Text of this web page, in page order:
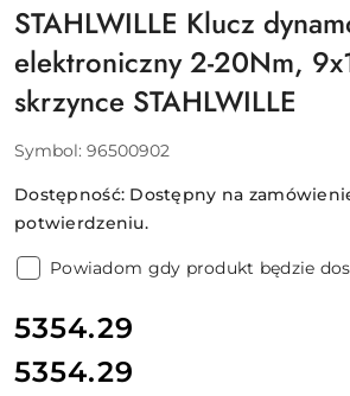
STAHLWILLE Klucz
elektroniczny 2-20Nm,
skrzynce STAHLWILLE
Symbol: 96500902
Dostępność: Dostępny na
potwierdzeniu.
Powiadom gdy produkt będzie
cena:
5354.29
Cena:
5354.29